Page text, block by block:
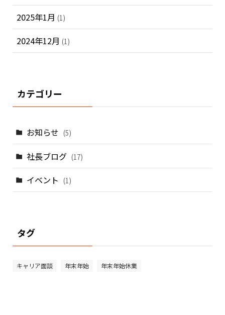
2025年1月 (1)
2024年12月 (1)
カテゴリー
お知らせ (5)
社長ブログ (17)
イベント (1)
タグ
キャリア面談 年末年始 年末年始休業